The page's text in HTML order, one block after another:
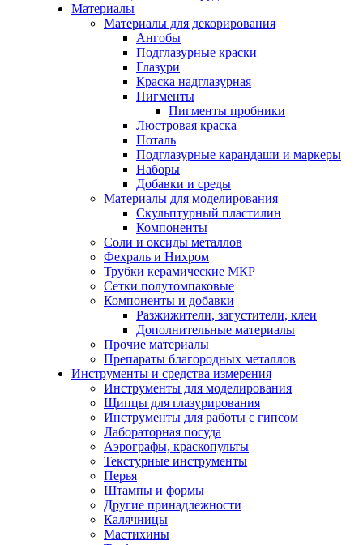
Материалы
Материалы для декорирования
Ангобы
Подглазурные краски
Глазури
Краска надглазурная
Пигменты
Пигменты пробники
Люстровая краска
Поталь
Подглазурные карандаши и маркеры
Наборы
Добавки и среды
Материалы для моделирования
Скульптурный пластилин
Компоненты
Соли и оксиды металлов
Фехраль и Нихром
Трубки керамические МКР
Сетки полутомпаковые
Компоненты и добавки
Разжижители, загустители, клеи
Дополнительные материалы
Прочие материалы
Препараты благородных металлов
Инструменты и средства измерения
Инструменты для моделирования
Щипцы для глазурирования
Инструменты для работы с гипсом
Лабораторная посуда
Аэрографы, краскопульты
Текстурные инструменты
Перья
Штампы и формы
Другие принадлежности
Калячницы
Мастихины